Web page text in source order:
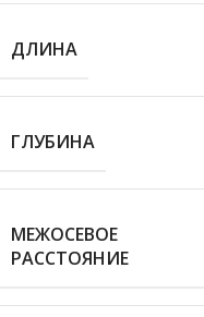
ДЛИНА
ГЛУБИНА
МЕЖОСЕВОЕ
РАССТОЯНИЕ